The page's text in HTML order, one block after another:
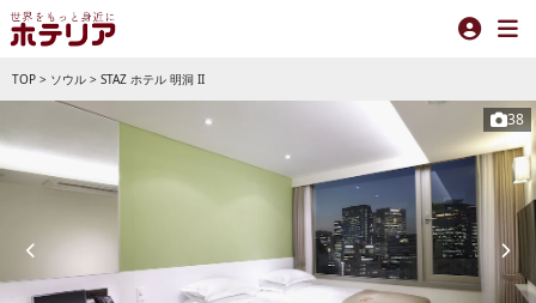
TOP > ソウル > STAZ ホテル 明洞 II
38